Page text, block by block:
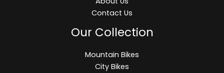
Contact Us
Our Collection
Mountain Bikes
City Bikes